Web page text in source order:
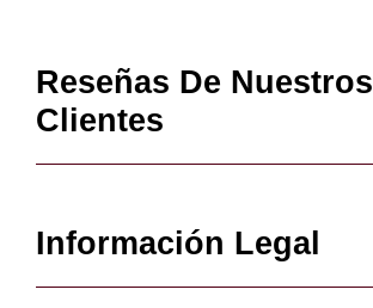
Reseñas De Nuestros
Clientes
Información Legal